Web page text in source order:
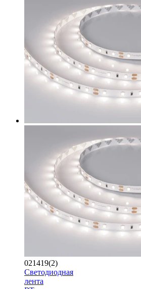
021419(2)
Светодиодная
лента